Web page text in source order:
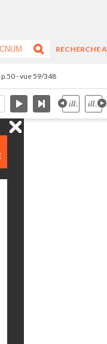
RECHERCHE
p.50 - vue 59/348